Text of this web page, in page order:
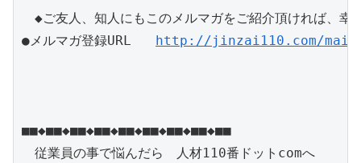
◆ご友人、知人にもこのメルマガをご紹介頂ければ、幸
●メルマガ登録URL
http://jinzai110.com/
■■◆■■◆■■◆■■◆■■◆■■◆■■◆■■◆■■
従業員の事で悩んだら　人材110番ドットcomへ